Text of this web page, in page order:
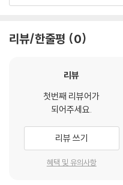
넷과 스마트폰의 발달로 앱으로
라 알려져 한국에서도 많은 마
리뷰/한줄평 0
리뷰
첫번째 리뷰어가
되어주세요.
리뷰 쓰기
혜택 및 유의사항